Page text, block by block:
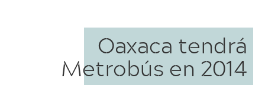
Oaxaca tendrá
Metrobús en 2014